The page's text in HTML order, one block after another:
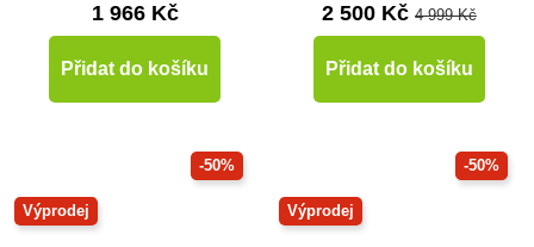
1 966 Kč
Přidat do košíku
2 500 Kč 4 999 Kč
Přidat do košíku
-50%
Výprodej
-50%
Výprodej